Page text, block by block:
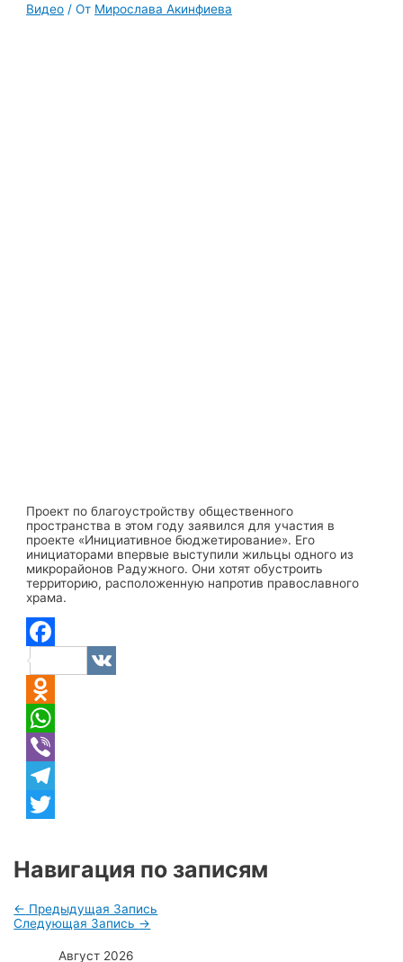
Видео / От Мирослава Акинфиева
Проект по благоустройству общественного
пространства в этом году заявился для участия в
проекте «Инициативное бюджетирование». Его
инициаторами впервые выступили жильцы одного из
микрорайонов Радужного. Они хотят обустроить
территорию, расположенную напротив православного
храма.
Facebook
VK
Odnoklassniki
WhatsApp
Viber
Telegram
Навигация по записям
← Предыдущая Запись
Следующая Запись →
Август 2026